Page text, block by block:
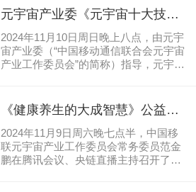
京师范大学教授陈清华老师讲解《让系
统科学赋能我们的学习工作与生活》。
本期超8433人在线...
体科学与现代科学》共读。《健康养生
的大成智慧43期》（读书会总120期）
《黄帝内经》及钱学森《人体科学与现
代科学》共读的活动内容：1.共读经典
理论《黄帝内经》上卷素问厥论篇第四
系与结构：“十五、从实践、唯象理论到
现代科学”；3.养生功法实践《第13讲第
14讲手少阳三焦经—...
元宇宙产业委《元宇宙十大技
术》培训班第83期：田苗子《迷
思与重构:技术美学》
2024年11月10日周日晚上八点，由元宇
宙产业委（“中国移动通信联合会元宇宙
产业工作委员会”的简称）指导，元宇宙
毓睿创办的“燕园叶话”《元宇宙十大技
术》培训班进行到第83期。微信视频号
乐生活与爱IT、央链直播、DOIT、零壹
财经、智能制造万里行、web3马甲哥、
察访区块链、元宇宙与碳中和研究院、
《健康养生的大成智慧》公益读
书分享会活动第42期
2024年11月9日周六晚七点半，中国移
联元宇宙产业工作委员会常务委员范金
鹏在腾讯会议、央链直播主持召开了